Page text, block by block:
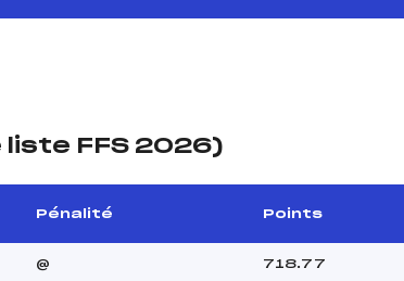
liste FFS 2026)
Pénalité Points
@ 718.77